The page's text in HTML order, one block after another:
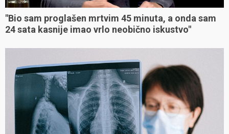
"Bio sam proglašen mrtvim 45 minuta, a onda sam
24 sata kasnije imao vrlo neobično iskustvo"